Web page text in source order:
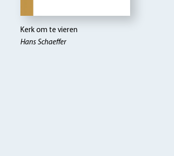
Kerk om te vieren
Hans Schaeffer